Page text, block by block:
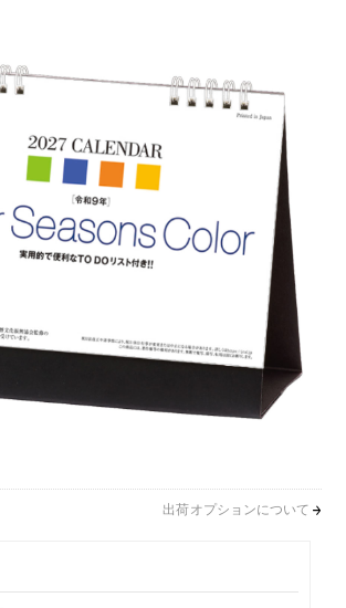
出荷オプションについて